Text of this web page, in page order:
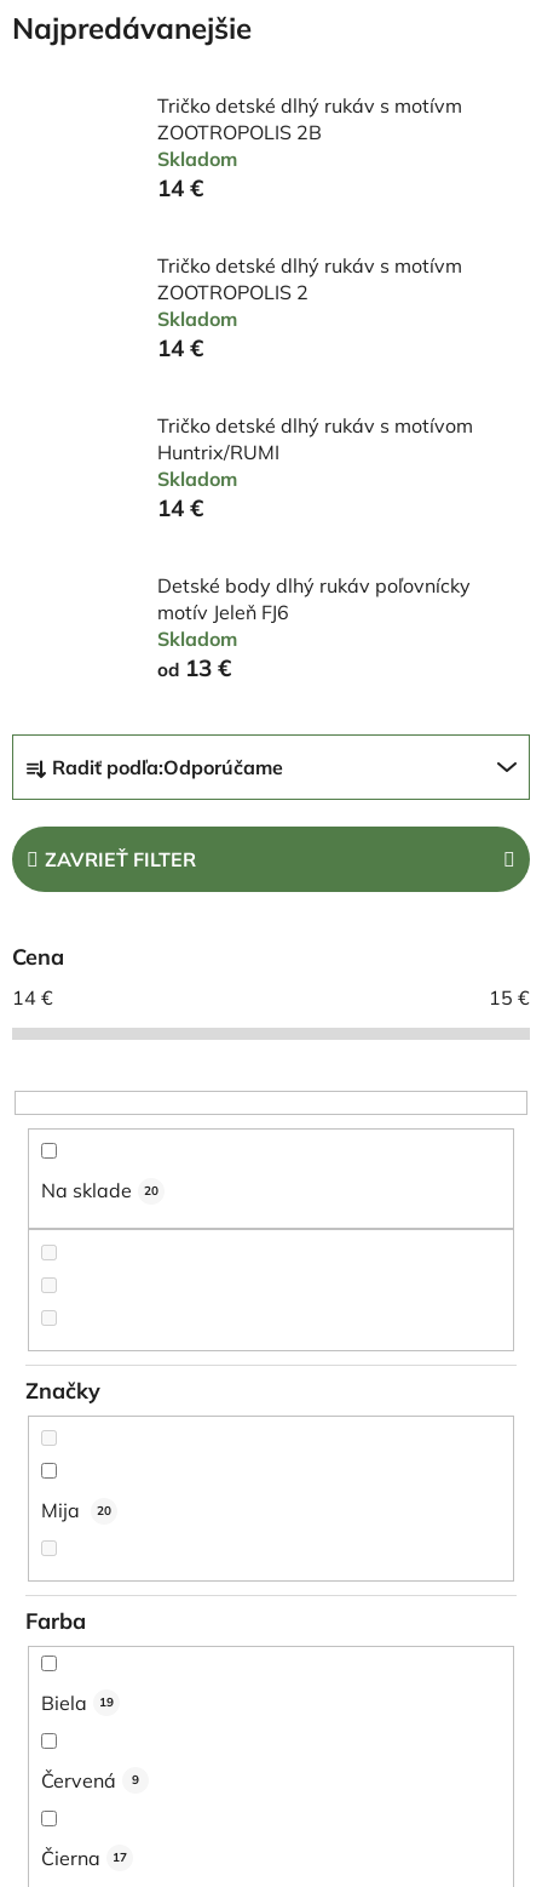
Najpredávanejšie
Tričko detské dlhý rukáv s motívm
ZOOTROPOLIS 2B
Skladom
14 €
Tričko detské dlhý rukáv s motívm
ZOOTROPOLIS 2
Skladom
14 €
Tričko detské dlhý rukáv s motívom
Huntrix/RUMI
Skladom
14 €
Detské body dlhý rukáv poľovnícky
motív Jeleň FJ6
Skladom
od 13 €
a
d
e
n
p
r
o
u
k
Radiť podľa:Odporúčame
ZAVRIEŤ FILTER
Cena
14 € 15 €
Na sklade 20
Značky
Mija 20
Farba
Biela 19
Červená 9
Čierna 17